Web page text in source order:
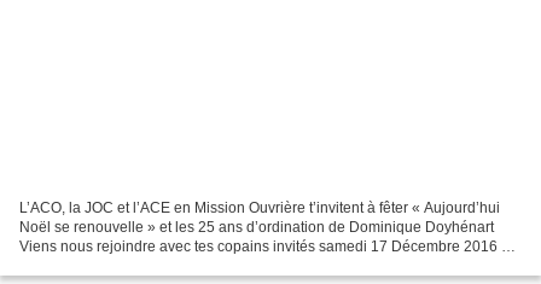
L’ACO, la JOC et l’ACE en Mission Ouvrière t’invitent à fêter « Aujourd’hui
Noël se renouvelle » et les 25 ans d’ordination de Dominique Doyhénart
Viens nous rejoindre avec tes copains invités samedi 17 Décembre 2016 à